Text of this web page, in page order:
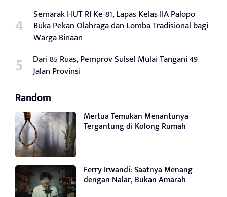
Semarak HUT RI Ke-81, Lapas Kelas IIA Palopo
Buka Pekan Olahraga dan Lomba Tradisional bagi
Warga Binaan
Dari 85 Ruas, Pemprov Sulsel Mulai Tangani 49
Jalan Provinsi
Random
Mertua Temukan Menantunya
Tergantung di Kolong Rumah
Ferry Irwandi: Saatnya Menang
dengan Nalar, Bukan Amarah